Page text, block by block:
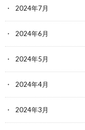
2024年7月
2024年6月
2024年5月
2024年4月
2024年3月